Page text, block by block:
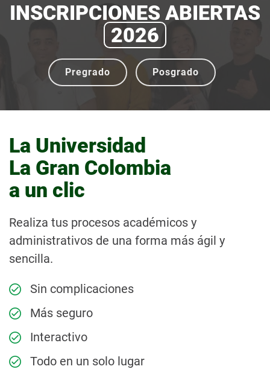
INSCRIPCIONES ABIERTAS
2026
Pregrado Posgrado
La Universidad
La Gran Colombia
a un clic
Realiza tus procesos académicos y
administrativos de una forma más ágil y
sencilla.
Sin complicaciones
Más seguro
Interactivo
Todo en un solo lugar